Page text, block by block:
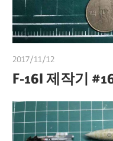
2017/11/12
F-16I 제작기